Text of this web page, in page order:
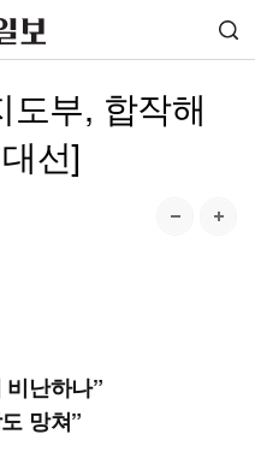
도부, 합작해
선]
난하나”
망쳐”